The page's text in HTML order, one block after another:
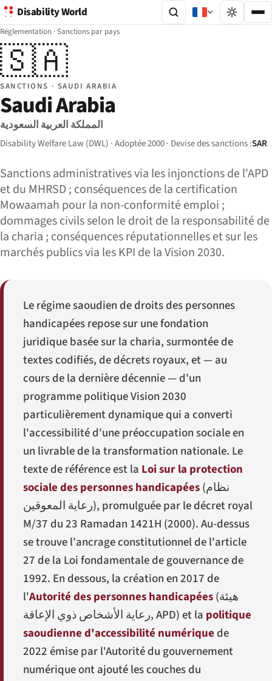
Disability World
Réglementation ·Sanctions par pays
🇸🇦
SANCTIONS · SAUDI ARABIA
Saudi Arabia
المملكة العربية السعودية
Disability Welfare Law (DWL) · Adoptée 2000 · Devise des sanctions :SAR
Sanctions administratives via les injonctions de l'APD
et du MHRSD ; conséquences de la certification
Mowaamah pour la non-conformité emploi ;
dommages civils selon le droit de la responsabilité de
la charia ; conséquences réputationnelles et sur les
marchés publics via les KPI de la Vision 2030.
Le régime saoudien de droits des personnes
handicapées repose sur une fondation
juridique basée sur la charia, surmontée de
textes codifiés, de décrets royaux, et — au
cours de la dernière décennie — d'un
programme politique Vision 2030
particulièrement dynamique qui a converti
l'accessibilité d'une préoccupation sociale en
un livrable de la transformation nationale. Le
texte de référence est la Loi sur la protection
sociale des personnes handicapées(نظام
رعاية المعوقين), promulguée par le décret royal
M/37 du 23 Ramadan 1421H (2000). Au-dessus
se trouve l'ancrage constitutionnel de l'article
27 de la Loi fondamentale de gouvernance de
1992. En dessous, la création en 2017 de
l'Autorité des personnes handicapées(هيئة
رعاية الأشخاص ذوي الإعاقة, APD) et la politique
saoudienne d'accessibilité numérique de
2022 émise par l'Autorité du gouvernement
numérique ont ajouté les couches du